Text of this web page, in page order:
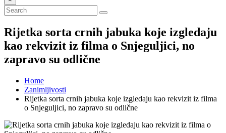
Rijetka sorta crnih jabuka koje izgledaju
kao rekvizit iz filma o Snjeguljici, no
zapravo su odlične
Home
Zanimljivosti
Rijetka sorta crnih jabuka koje izgledaju kao rekvizit iz filma
o Snjeguljici, no zapravo su odlične